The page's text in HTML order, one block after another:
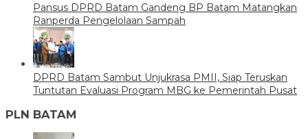
Pansus DPRD Batam Gandeng BP Batam Matangkan
Ranperda Pengelolaan Sampah
DPRD Batam Sambut Unjukrasa PMII, Siap Teruskan
Tuntutan Evaluasi Program MBG ke Pemerintah Pusat
PLN BATAM